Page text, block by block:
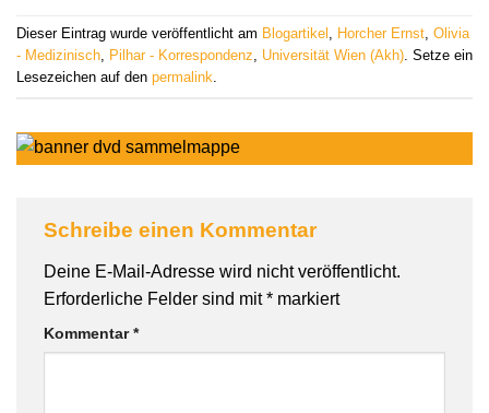
Dieser Eintrag wurde veröffentlicht am Blogartikel , Horcher Ernst, Olivia
- Medizinisch, Pilhar - Korrespondenz, Universität Wien (Akh). Setze ein
Lesezeichen auf den permalink.
Schreibe einen Kommentar
Deine E-Mail-Adresse wird nicht veröffentlicht.
Erforderliche Felder sind mit* markiert
Kommentar*